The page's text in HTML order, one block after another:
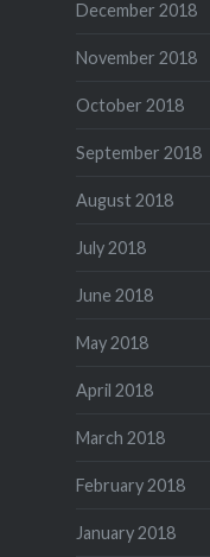
December 2018
November 2018
October 2018
September 2018
August 2018
July 2018
June 2018
May 2018
April 2018
March 2018
February 2018
January 2018